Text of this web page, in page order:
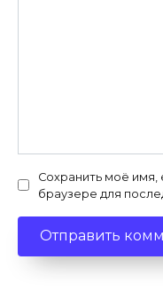
Сохранить моё имя,
браузере для